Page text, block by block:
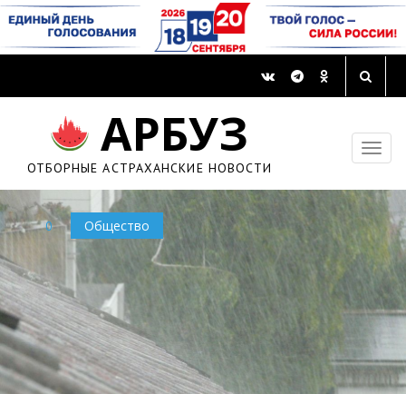
АРБУЗ
ОТБОРНЫЕ АСТРАХАНСКИЕ НОВОСТИ
0 Общество